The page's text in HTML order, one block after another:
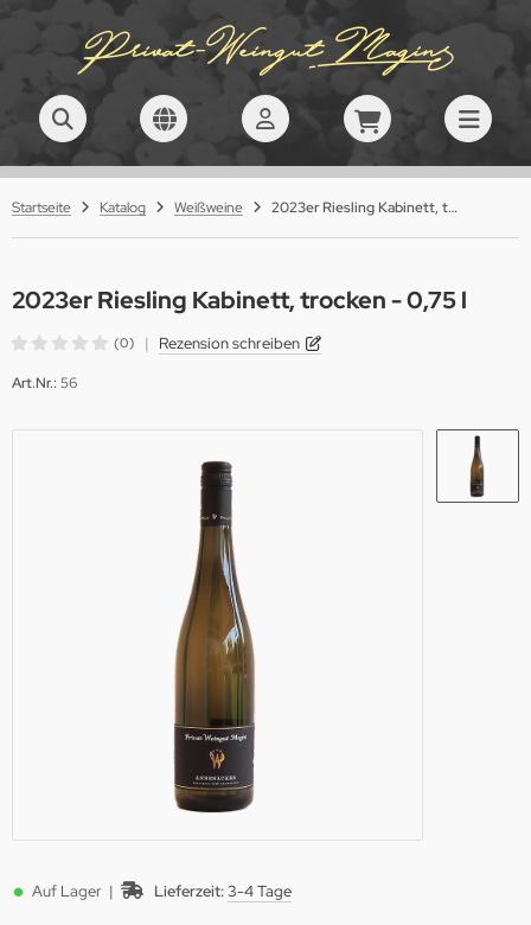
Startseite Katalog Weißweine 2023er Riesling Kabinett, trocken - 0,75 l
2023er Riesling Kabinett, trocken - 0,75 l
(0) | Rezension schreiben
Art.Nr.: 56
• Auf Lager | Lieferzeit:3-4 Tage
ALLES ANZEIGEN AUS WEITERE PRODUKTE/SERVICES
Feiern